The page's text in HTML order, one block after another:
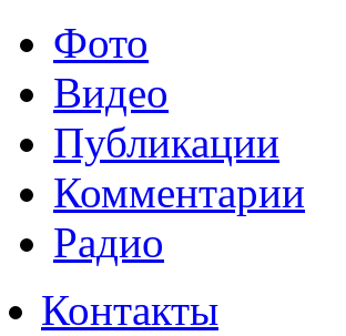
Фото
Видео
Публикации
Комментарии
Радио
Контакты